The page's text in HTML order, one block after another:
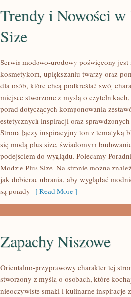
Trendy i Nowości w
Size
Serwis modowo-urodowy poświęcony
kosmetykom, upiększaniu twarzy oraz
dla osób, które chcą podkreślać swój
miejsce stworzone z myślą o
porad dotyczących komponowania
estetycznych inspiracji oraz
Strona łączy inspiracyjny ton z tematyką
się modą plus size, świadomym
podejściem do wyglądu. Polecamy
Modzie Plus Size. Na stronie można
jak dobierać ubrania, aby wyglądać
są porady [ Read More ]
Zapachy Niszowe
Orientalno-przyprawowy charakter tej
stworzony z myślą o osobach, które
nieoczywiste smaki i kulinarne inspiracje